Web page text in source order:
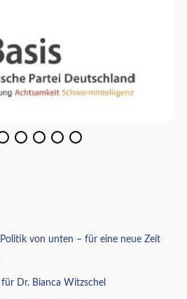
von unten – für eine neue Zeit
Dr. Bianca Witzschel